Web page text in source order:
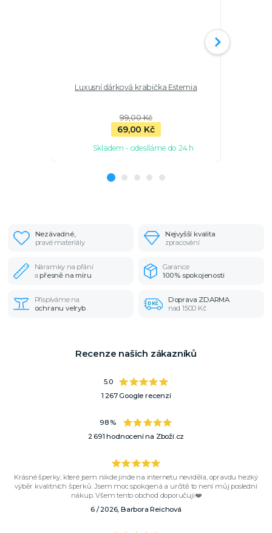
Luxusní dárková krabička Estemia
99,00 Kč
69,00 Kč
Skladem - odesíláme do 24 h
Nezávadné,
pravé materiály
Nejvyšší kvalita
zpracování
Náramky na přání
apřesně na míru
Garance
100% spokojenosti
Přispíváme na
ochranu velryb
Doprava ZDARMA
nad 1500 Kč
Recenze našich zákazníků
5.0
1 267 Google recenzí
98 %
2 691 hodnocení na Zboží.cz
Krásné šperky, které jsem nikde jinde na internetu neviděla, opravdu hezký
výběr kvalitních šperků. Jsem moc spokojená a určitě to není můj poslední
nákup. Všem tento obchod doporučuji❤️
6 / 2026, Barbora Reichová